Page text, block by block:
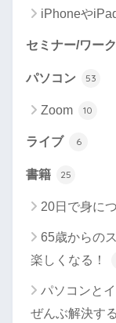
iPhoneや
セミナー/ワー
パソコン 53
Zoom 10
ライブ 6
書籍 25
20日で身に
65歳からの
楽しくなる！
パソコンと
ぜんぶ解決す